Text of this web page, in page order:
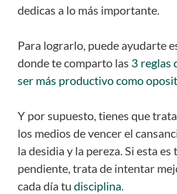
dedicas a lo más importante.
Para lograrlo, puede ayudarte
donde te comparto las 3 reglas
ser más productivo como
Y por supuesto, tienes que
los medios de vencer el
la desidia y la pereza. Si esta
pendiente, trata de intentar
cada día tu disciplina